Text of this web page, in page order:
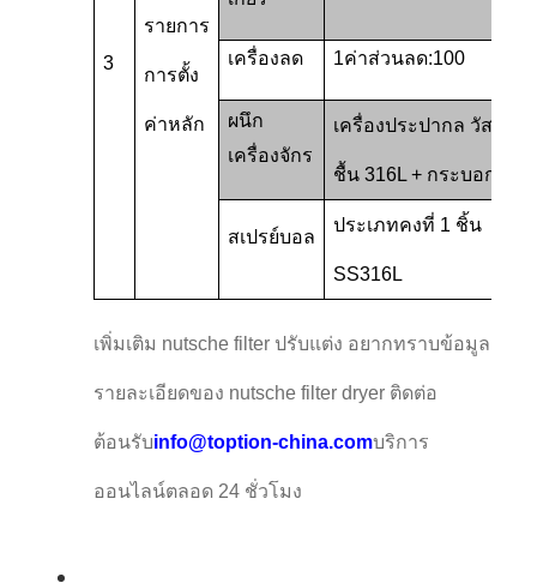
3
รายการ
การตั้ง
ค่าหลัก
เครื่องลด 1ค่าส่วนลด:100
ผนึก
เครื่องจักร
เครื่องประปากล วัสดุที่
ชื้น 316L + กระบอก
สเปรย์บอล
ประเภทคงที่ 1 ชิ้น
SS316L
เพิ่มเติม nutsche filter ปรับแต่ง อยากทราบข้อมูล
รายละเอียดของ nutsche filter dryer ติดต่อ
ต้อนรับinfo@toption-china.comบริการ
ออนไลน์ตลอด 24 ชั่วโมง